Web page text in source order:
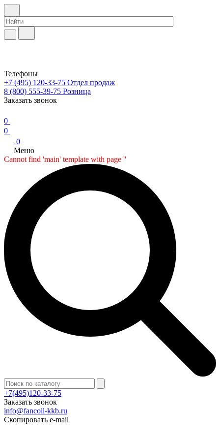
Телефоны
+7 (495) 120-33-75 Отдел продаж
8 (800) 555-39-75 Розница
Заказать звонок
0
0
0
Меню
Cannot find 'main' template with page ''
+7(495)120-33-75
Заказать звонок
info@fancoil-kkb.ru
Скопировать e-mail